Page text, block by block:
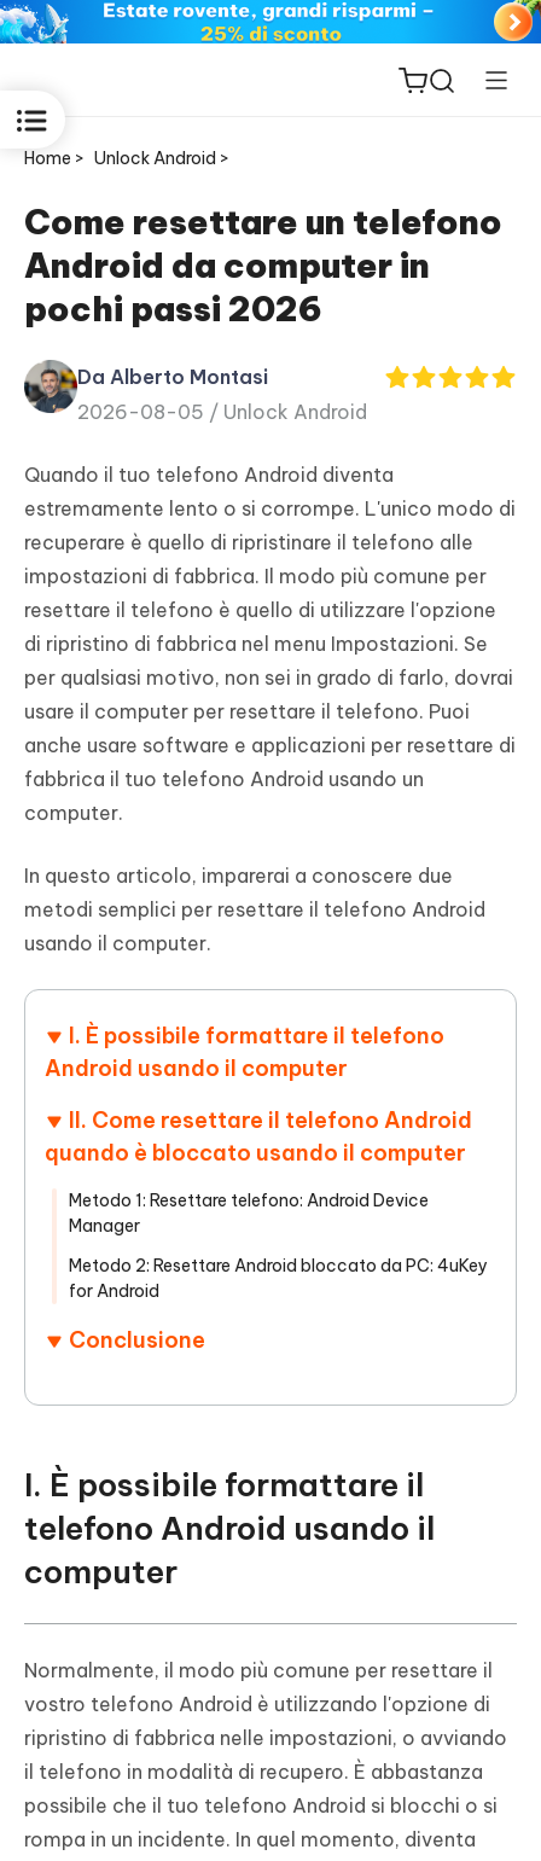
ReiBoot
for iOS
PDNob
PDF
New
iAnyGo
Home > Unlock Android >
Come resettare un telefono
Android da computer in
pochi passi 2026
Da Alberto Montasi
2026-08-05 / Unlock Android
Quando il tuo telefono Android diventa
estremamente lento o si corrompe. L'unico modo di
recuperare è quello di ripristinare il telefono alle
impostazioni di fabbrica. Il modo più comune per
resettare il telefono è quello di utilizzare l'opzione
di ripristino di fabbrica nel menu Impostazioni. Se
per qualsiasi motivo, non sei in grado di farlo, dovrai
usare il computer per resettare il telefono. Puoi
anche usare software e applicazioni per resettare di
fabbrica il tuo telefono Android usando un
computer.
In questo articolo, imparerai a conoscere due
metodi semplici per resettare il telefono Android
usando il computer.
I. È possibile formattare il telefono
Android usando il computer
II. Come resettare il telefono Android
quando è bloccato usando il computer
Metodo 1: Resettare telefono: Android Device
Manager
Metodo 2: Resettare Android bloccato da PC: 4uKey
for Android
Conclusione
I. È possibile formattare il
telefono Android usando il
computer
Normalmente, il modo più comune per resettare il
vostro telefono Android è utilizzando l'opzione di
ripristino di fabbrica nelle impostazioni, o avviando
il telefono in modalità di recupero. È abbastanza
possibile che il tuo telefono Android si blocchi o si
rompa in un incidente. In quel momento, diventa